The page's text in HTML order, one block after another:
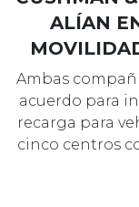
ALÍAN
Ambas
acuerdo para
recarga para
cinco centros